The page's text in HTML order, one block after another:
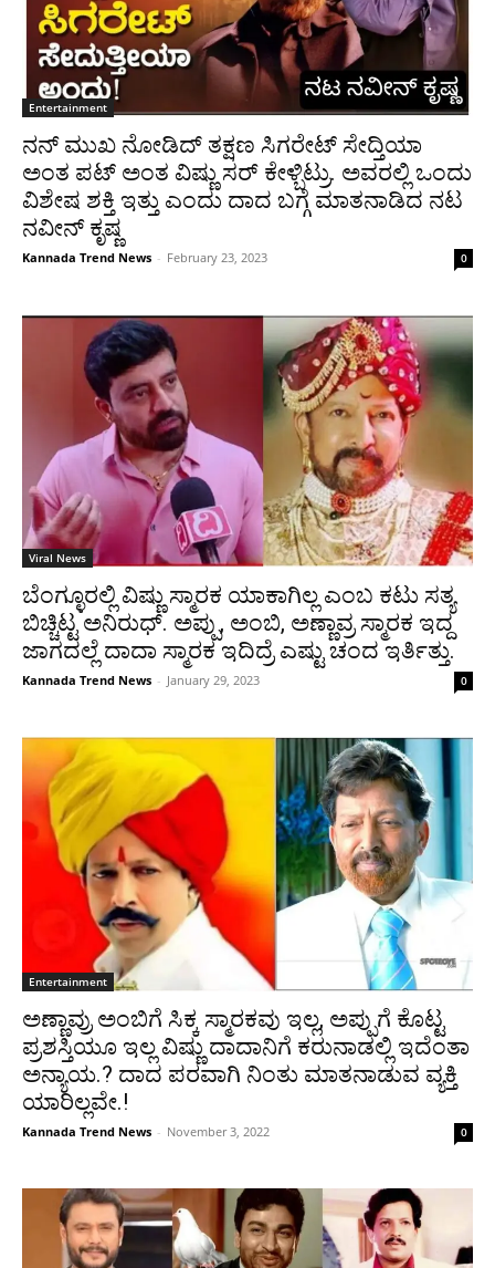
Entertainment
ನನ್ ಮುಖ ನೋಡಿದ್ ತಕ್ಷಣ ಸಿಗರೇಟ್ ಸೇದ್ತಿಯಾ
ಅಂತ ಪಟ್ ಅಂತ ವಿಷ್ಣು ಸರ್ ಕೇಳ್ಬಿಟ್ರು. ಅವರಲ್ಲಿ ಒಂದು
ವಿಶೇಷ ಶಕ್ತಿ ಇತ್ತು ಎಂದು ದಾದ ಬಗ್ಗೆ ಮಾತನಾಡಿದ ನಟ
ನವೀನ್ ಕೃಷ್ಣ
Kannada Trend News - February 23, 2023 0
Viral News
ಬೆಂಗ್ಳೂರಲ್ಲಿ ವಿಷ್ಣು ಸ್ಮಾರಕ ಯಾಕಾಗಿಲ್ಲ ಎಂಬ ಕಟು ಸತ್ಯ
ಬಿಚ್ಚಿಟ್ಟ ಅನಿರುಧ್. ಅಪ್ಪು, ಅಂಬಿ, ಅಣ್ಣಾವ್ರ ಸ್ಮಾರಕ ಇದ್ದ
ಜಾಗದಲ್ಲೆ ದಾದಾ ಸ್ಮಾರಕ ಇದಿದ್ರೆ ಎಷ್ಟು ಚಂದ ಇರ್ತಿತ್ತು.
Kannada Trend News - January 29, 2023 0
Entertainment
ಅಣ್ಣಾವ್ರು ಅಂಬಿಗೆ ಸಿಕ್ಕ ಸ್ಮಾರಕವು ಇಲ್ಲ, ಅಪ್ಪುಗೆ ಕೊಟ್ಟ
ಪ್ರಶಸ್ತಿಯೂ ಇಲ್ಲ ವಿಷ್ಣು ದಾದಾನಿಗೆ ಕರುನಾಡಲ್ಲಿ ಇದೆಂತಾ
ಅನ್ಯಾಯ.? ದಾದ ಪರವಾಗಿ ನಿಂತು ಮಾತನಾಡುವ ವ್ಯಕ್ತಿ
ಯಾರಿಲ್ಲವೇ.!
Kannada Trend News - November 3, 2022 0